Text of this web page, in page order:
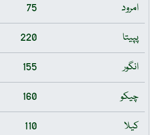
امرود
75
پپیتا
220
انگور
155
چیکو
160
کیلا
110